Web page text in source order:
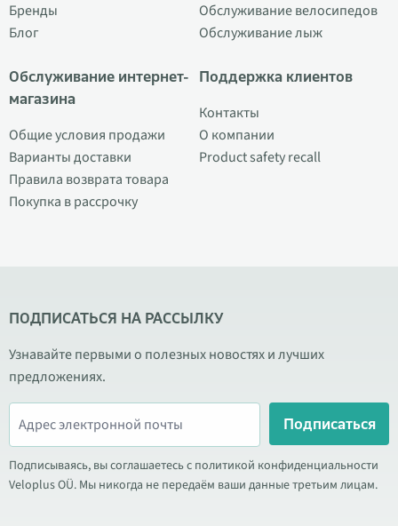
Бренды
Блог
Обслуживание интернет-
магазина
Общие условия продажи
Варианты доставки
Правила возврата товара
Покупка в рассрочку
Обслуживание велосипедов
Обслуживание лыж
Поддержка клиентов
Контакты
О компании
Product safety recall
ПОДПИСАТЬСЯ НА РАССЫЛКУ
Узнавайте первыми о полезных новостях и лучших
предложениях.
Подписаться
Подписываясь, вы соглашаетесь с политикой конфиденциальности
Veloplus OÜ. Мы никогда не передаём ваши данные третьим лицам.